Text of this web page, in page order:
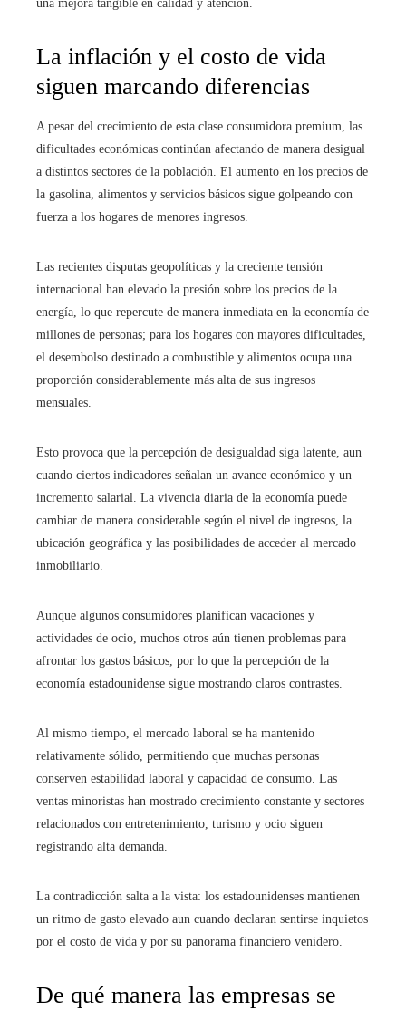
una mejora tangible en calidad y atención.
La inflación y el costo de vida
siguen marcando diferencias
A pesar del crecimiento de esta clase consumidora premium, las
dificultades económicas continúan afectando de manera desigual
a distintos sectores de la población. El aumento en los precios de
la gasolina, alimentos y servicios básicos sigue golpeando con
fuerza a los hogares de menores ingresos.
Las recientes disputas geopolíticas y la creciente tensión
internacional han elevado la presión sobre los precios de la
energía, lo que repercute de manera inmediata en la economía de
millones de personas; para los hogares con mayores dificultades,
el desembolso destinado a combustible y alimentos ocupa una
proporción considerablemente más alta de sus ingresos
mensuales.
Esto provoca que la percepción de desigualdad siga latente, aun
cuando ciertos indicadores señalan un avance económico y un
incremento salarial. La vivencia diaria de la economía puede
cambiar de manera considerable según el nivel de ingresos, la
ubicación geográfica y las posibilidades de acceder al mercado
inmobiliario.
Aunque algunos consumidores planifican vacaciones y
actividades de ocio, muchos otros aún tienen problemas para
afrontar los gastos básicos, por lo que la percepción de la
economía estadounidense sigue mostrando claros contrastes.
Al mismo tiempo, el mercado laboral se ha mantenido
relativamente sólido, permitiendo que muchas personas
conserven estabilidad laboral y capacidad de consumo. Las
ventas minoristas han mostrado crecimiento constante y sectores
relacionados con entretenimiento, turismo y ocio siguen
registrando alta demanda.
La contradicción salta a la vista: los estadounidenses mantienen
un ritmo de gasto elevado aun cuando declaran sentirse inquietos
por el costo de vida y por su panorama financiero venidero.
De qué manera las empresas se